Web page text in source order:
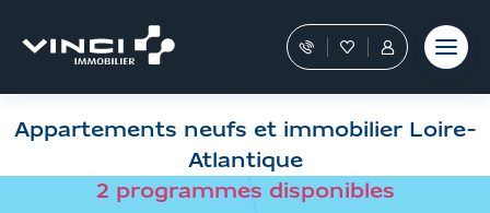
contenu
filtres
moment
Nos
conseillers
vous
guident
dans
achat
FavorisTous
les
services
sont
dans
Espace
Personnel
Appartements neufs et immobilier Loire-
Atlantique
2 programmes disponibles